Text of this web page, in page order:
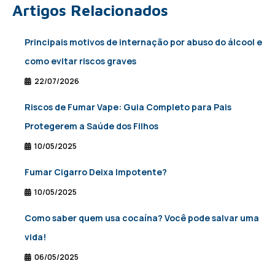
Artigos Relacionados
Principais motivos de internação por abuso do álcool e
como evitar riscos graves
22/07/2026
Riscos de Fumar Vape: Guia Completo para Pais
Protegerem a Saúde dos Filhos
10/05/2025
Fumar Cigarro Deixa Impotente?
10/05/2025
Como saber quem usa cocaína? Você pode salvar uma
vida!
06/05/2025